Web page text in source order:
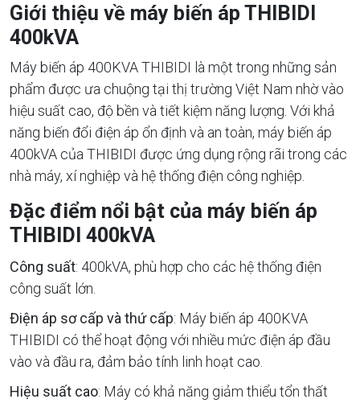
Giới thiệu về máy biến áp THIBIDI
400kVA
Máy biến áp 400KVA THIBIDI là một trong những sản
phẩm được ưa chuộng tại thị trường Việt Nam nhờ vào
hiệu suất cao, độ bền và tiết kiệm năng lượng. Với khả
năng biến đổi điện áp ổn định và an toàn, máy biến áp
400kVA của THIBIDI được ứng dụng rộng rãi trong các
nhà máy, xí nghiệp và hệ thống điện công nghiệp.
Đặc điểm nổi bật của máy biến áp
THIBIDI 400kVA
Công suất: 400kVA, phù hợp cho các hệ thống điện
công suất lớn.
Điện áp sơ cấp và thứ cấp: Máy biến áp 400KVA
THIBIDI có thể hoạt động với nhiều mức điện áp đầu
vào và đầu ra, đảm bảo tính linh hoạt cao.
Hiệu suất cao: Máy có khả năng giảm thiểu tổn thất